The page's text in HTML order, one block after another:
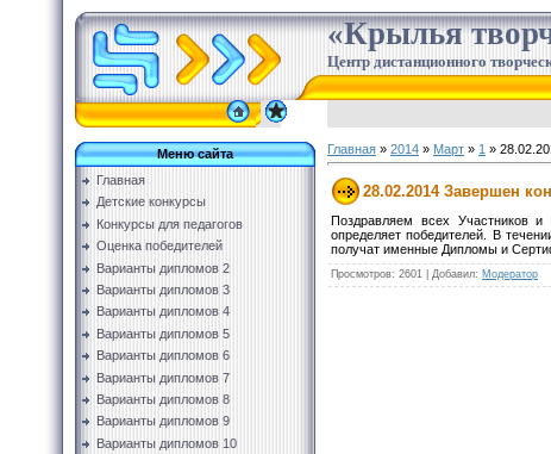
«Крылья
Центр дистанционного
Меню сайта
Главная
Детские конкурсы
Конкурсы для педагогов
Оценка победителей
Варианты дипломов 2
Варианты дипломов 3
Варианты дипломов 4
Варианты дипломов 5
Варианты дипломов 6
Варианты дипломов 7
Варианты дипломов 8
Варианты дипломов 9
Варианты дипломов 10
Главная » 2014 » Март » 1 »
28.02.2014 Завершен
Поздравляем всех Участников
определяет победителей. В
получат именные Дипломы и
Просмотров: 2601 Добавил: Модератор